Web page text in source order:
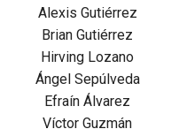
Alexis Gutiérrez
Brian Gutiérrez
Hirving Lozano
Ángel Sepúlveda
Efraín Álvarez
Víctor Guzmán